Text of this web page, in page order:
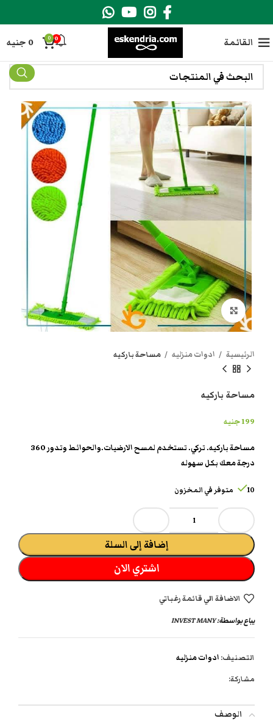
القائمة 0
0
0 جنيه
انقر هنا لتكبير الصورة
الرئيسية ادوات منزليه مساحة باركيه
مساحة باركيه
199جنيه
مساحة باركيه. تركي. تستخدم لمسح الارضيات.والحوائط وتدور 360
درجة معك بكل سهوله
10 متوفر في المخزون
إضافة إلى السلة
اشتري الان
الاضافة الي قائمة رغباتي
يباع بواسطة:INVEST MANY
التصنيف: ادوات منزليه
مشاركة:
الوصف